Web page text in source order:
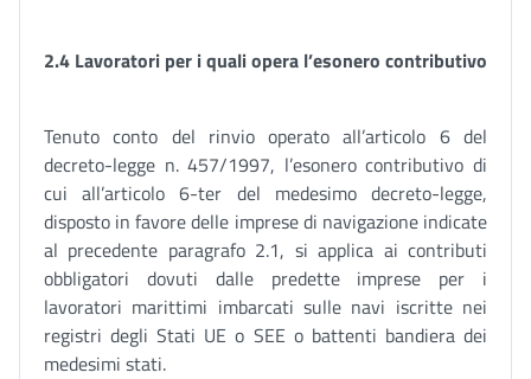
2.4 Lavoratori per i quali opera l’esonero contributivo
Tenuto conto del rinvio operato all’articolo 6 del
decreto-legge n. 457/1997, l’esonero contributivo di
cui all’articolo 6-ter del medesimo decreto-legge,
disposto in favore delle imprese di navigazione indicate
al precedente paragrafo 2.1, si applica ai contributi
obbligatori dovuti dalle predette imprese per i
lavoratori marittimi imbarcati sulle navi iscritte nei
registri degli Stati UE o SEE o battenti bandiera dei
medesimi stati.